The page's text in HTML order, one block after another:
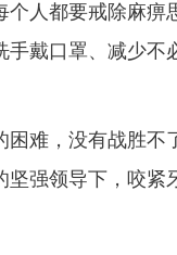
人都要戒除麻痹
戴口罩、减少不
难，没有战胜不
坚强领导下，咬